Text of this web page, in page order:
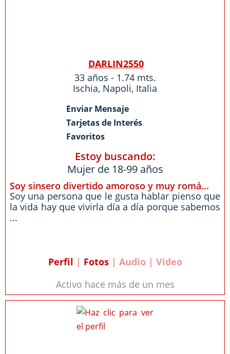
DARLIN2550
33 años - 1.74 mts.
Ischia, Napoli, Italia
Enviar Mensaje
Tarjetas de Interés
Favoritos
Estoy buscando:
Mujer de 18-99 años
Soy sinsero divertido amoroso y muy romá...
Soy una persona que le gusta hablar pienso que
la vida hay que vivirla día a día porque sabemos
...
Perfil | Fotos| Audio | Video
Activo hace más de un mes